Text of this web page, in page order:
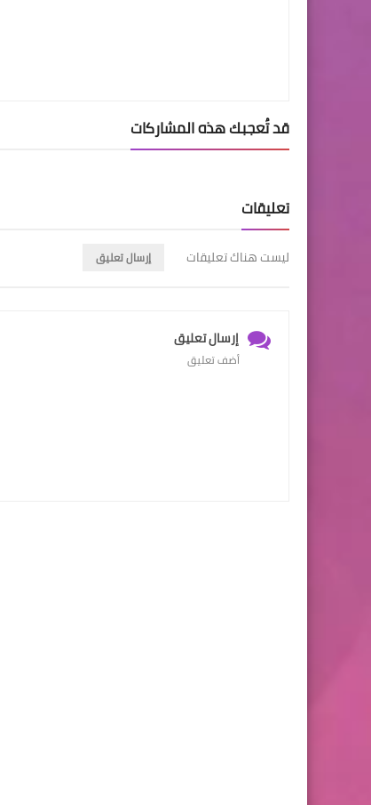
قد تُعجبك هذه المشاركات
تعليقات
ليست هناك تعليقات إرسال تعليق
إرسال تعليق
أضف تعليق